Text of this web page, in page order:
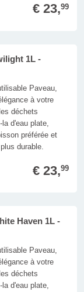
€ 23,99
1L -
Paveau,
à votre
déchets
d'eau plate,
préférée et
durable.
€ 23,99
Haven 1L -
Paveau,
à votre
déchets
d'eau plate,